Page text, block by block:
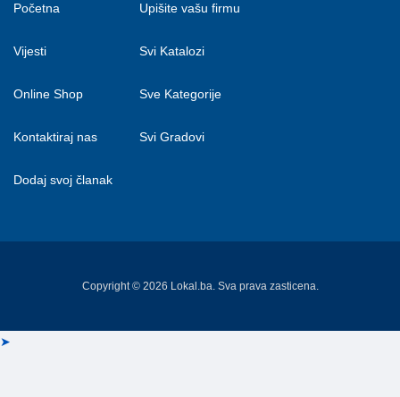
Početna
Vijesti
Online Shop
Kontaktiraj nas
Dodaj svoj članak
Upišite vašu firmu
Svi Katalozi
Sve Kategorije
Svi Gradovi
Copyright © 2026 Lokal.ba. Sva prava zasticena.
➤